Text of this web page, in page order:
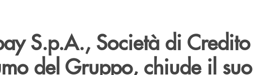
S.p.A., Società di
del Gruppo, chiude il